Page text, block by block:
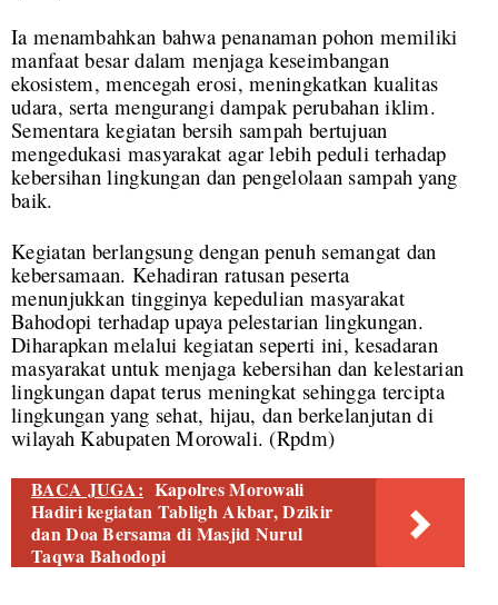
Ia menambahkan bahwa penanaman pohon memiliki
manfaat besar dalam menjaga keseimbangan
ekosistem, mencegah erosi, meningkatkan kualitas
udara, serta mengurangi dampak perubahan iklim.
Sementara kegiatan bersih sampah bertujuan
mengedukasi masyarakat agar lebih peduli terhadap
kebersihan lingkungan dan pengelolaan sampah yang
baik.
Kegiatan berlangsung dengan penuh semangat dan
kebersamaan. Kehadiran ratusan peserta
menunjukkan tingginya kepedulian masyarakat
Bahodopi terhadap upaya pelestarian lingkungan.
Diharapkan melalui kegiatan seperti ini, kesadaran
masyarakat untuk menjaga kebersihan dan kelestarian
lingkungan dapat terus meningkat sehingga tercipta
lingkungan yang sehat, hijau, dan berkelanjutan di
wilayah Kabupaten Morowali. (Rpdm)
BACA JUGA: Kapolres Morowali
Hadiri kegiatan Tabligh Akbar, Dzikir
dan Doa Bersama di Masjid Nurul
Taqwa Bahodopi